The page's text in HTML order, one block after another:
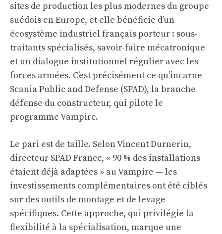
sites de production les plus modernes du groupe
suédois en Europe, et elle bénéficie d’un
écosystème industriel français porteur : sous-
traitants spécialisés, savoir-faire mécatronique
et un dialogue institutionnel régulier avec les
forces armées. C’est précisément ce qu’incarne
Scania Public and Defense (SPAD), la branche
défense du constructeur, qui pilote le
programme Vampire.
Le pari est de taille. Selon Vincent Durnerin,
directeur SPAD France, « 90 % des installations
étaient déjà adaptées » au Vampire — les
investissements complémentaires ont été ciblés
sur des outils de montage et de levage
spécifiques. Cette approche, qui privilégie la
flexibilité à la spécialisation, marque une